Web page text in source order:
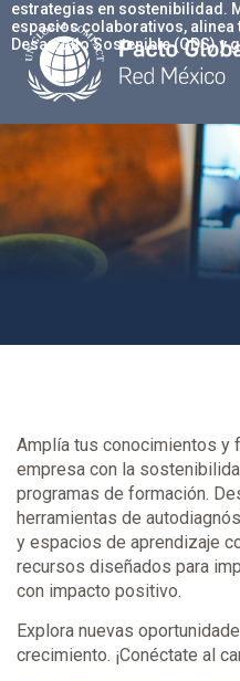
estrategias en sostenibilidad.
espacios colaborativos,
Desarrollo Sostenible (ODS) y
Amplía tus conocimientos y
empresa con la
programas de formación.
herramientas de
y espacios de aprendizaje
recursos diseñados para
con impacto positivo.
Explora nuevas
crecimiento. ¡Conéctate al